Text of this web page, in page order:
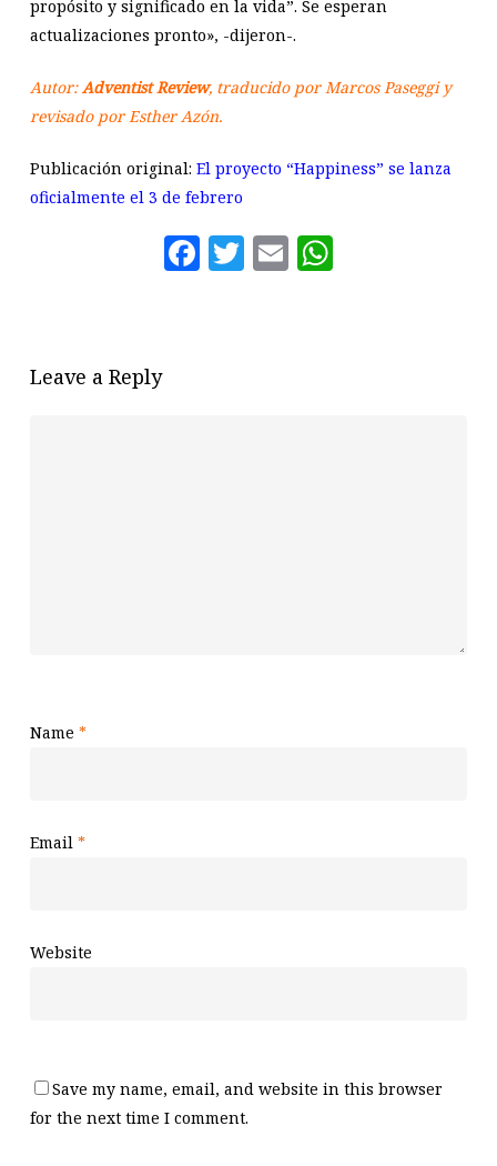
propósito y significado en la vida”. Se esperan
actualizaciones pronto», -dijeron-.
Autor:Adventist Review, traducido por Marcos Paseggi y
revisado por Esther Azón.
Publicación original: El proyecto “Happiness” se lanza
oficialmente el 3 de febrero
Facebook
Twitter
Email
Leave a Reply
Name *
Email *
Website
Save my name, email, and website in this browser
for the next time I comment.